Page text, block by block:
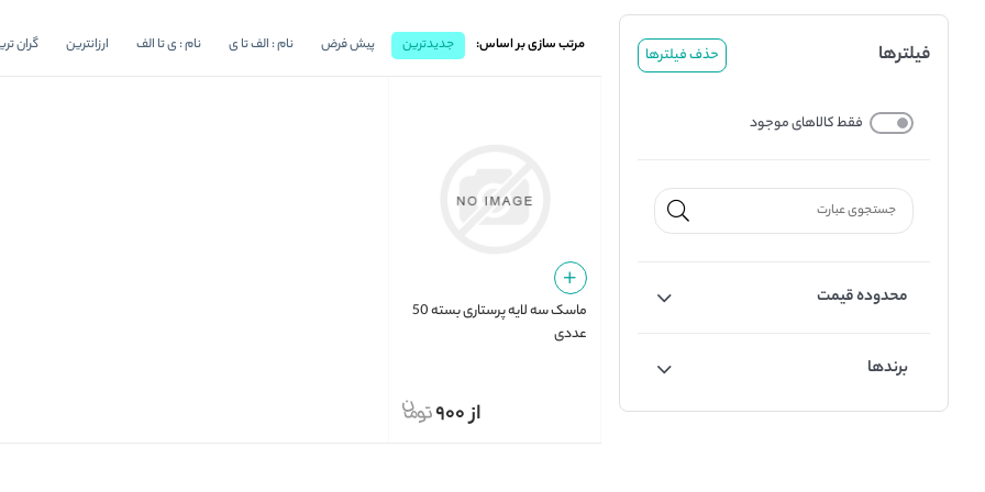
حذف فیلترها فیلترها
فقط کالاهای موجود
محدوده قیمت
برندها
مرتب سازی بر اساس: جدیدترین پیش فرض نام : الف تا ی نام : ی تا الف ارزانترین گران
ماسک سه لایه پرستاری بسته 50
عددی
از 900